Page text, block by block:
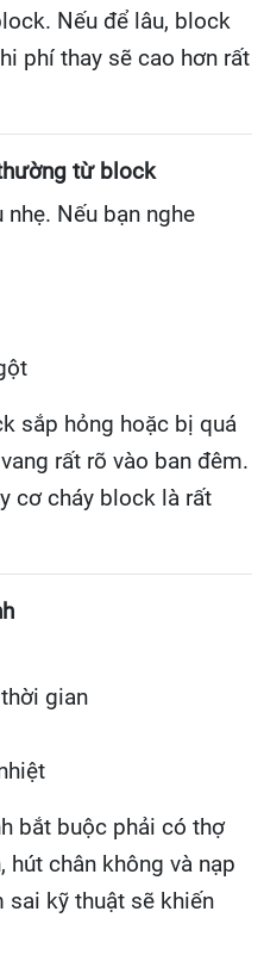
Nếu để lâu, block
phí thay sẽ cao hơn rất
từ block
Nếu bạn nghe
sắp hỏng hoặc bị quá
rất rõ vào ban đêm.
cơ cháy block là rất
gian
bắt buộc phải có thợ
hút chân không và nạp
sai kỹ thuật sẽ khiến